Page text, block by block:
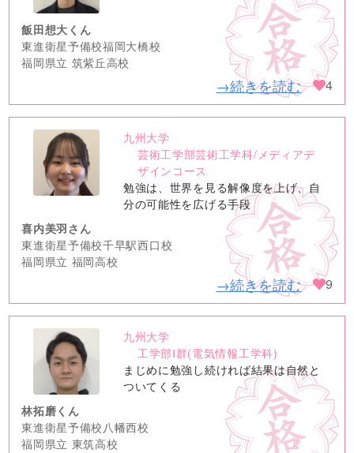
飯田想大くん
東進衛星予備校福岡大橋校
福岡県立 筑紫丘高校
→続きを読む 4
no
image
九州大学
芸術工学部芸術工学科/メディアデ
ザインコース
勉強は、世界を見る解像度を上げ、自
分の可能性を広げる手段
喜内美羽さん
東進衛星予備校千早駅西口校
福岡県立 福岡高校
→続きを読む 9
no
image
九州大学
工学部Ⅰ群(電気情報工学科)
まじめに勉強し続ければ結果は自然と
ついてくる
林拓磨くん
東進衛星予備校八幡西校
福岡県立 東筑高校